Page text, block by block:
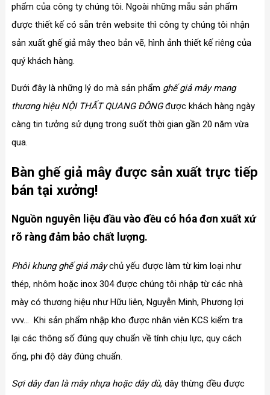
phẩm của công ty chúng tôi. Ngoài những mẫu sản phẩm
được thiết kế có sẵn trên website thì công ty chúng tôi nhận
sản xuất ghế giả mây theo bản vẽ, hình ảnh thiết kế riêng của
quý khách hàng.
Dưới đây là những lý do mà sản phẩm ghế giả mây mang
thương hiệu NỘI THẤT QUANG ĐÔNGđược khách hàng ngày
càng tin tưởng sử dụng trong suốt thời gian gần 20 năm vừa
qua.
Bàn ghế giả mây được sản xuất trực tiếp
bán tại xưởng!
Nguồn nguyên liệu đầu vào đều có hóa đơn xuất xứ
rõ ràng đảm bảo chất lượng.
Phôi khung ghế giả mâychủ yếu được làm từ kim loại như
thép, nhôm hoặc inox 304 được chúng tôi nhập từ các nhà
mày có thương hiệu như Hữu liên, Nguyễn Minh, Phương lợi
vvv... Khi sản phẩm nhập kho được nhân viên KCS kiểm tra
lại các thông số đúng quy chuẩn về tính chịu lực, quy cách
ống, phi độ dày đúng chuẩn.
Sợi dây đan là mây nhựa hoặc dây dù, dây thừng đều được